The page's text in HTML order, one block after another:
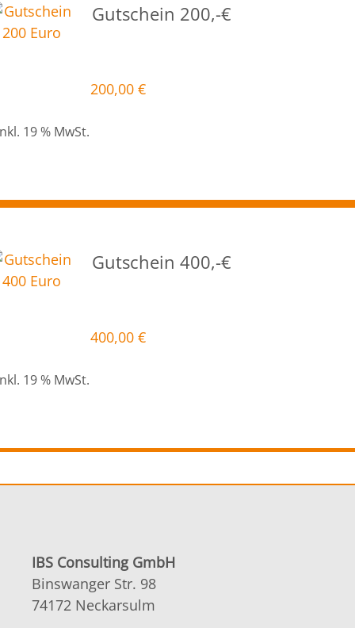
Gutschein 200,-€
200,00€
19 % MwSt.
Gutschein 400,-€
400,00€
19 % MwSt.
IBS Consulting GmbH
Binswanger Str. 98
74172 Neckarsulm